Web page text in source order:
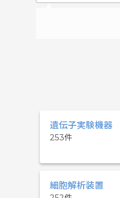
遺伝子実験機器
253
細胞解析装置